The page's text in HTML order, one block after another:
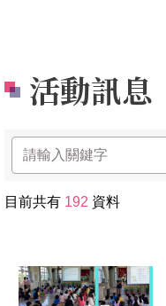
活動訊息
目前共有 192 資料